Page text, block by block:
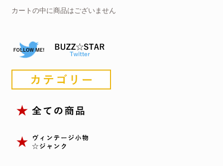
カートの中に商品はございません